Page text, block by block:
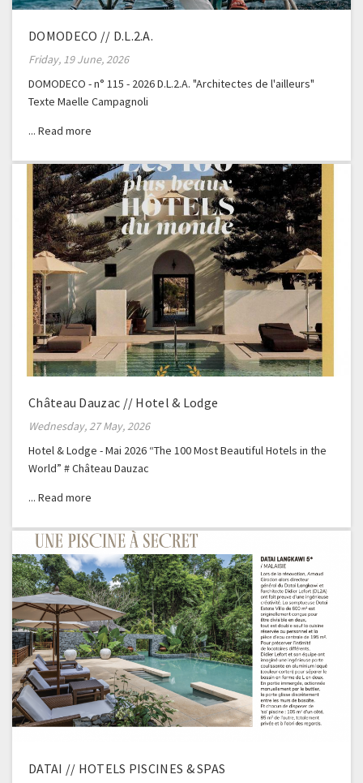
DOMODECO // D.L.2.A.
Friday, 19 June, 2026
DOMODECO - n° 115 - 2026 D.L.2.A. "Architectes de l'ailleurs"
Texte Maelle Campagnoli
Château Dauzac // Hotel & Lodge
Wednesday, 27 May, 2026
Hotel & Lodge - Mai 2026 “The 100 Most Beautiful Hotels in the
World” # Château Dauzac
DATAI // HOTELS PISCINES & SPAS